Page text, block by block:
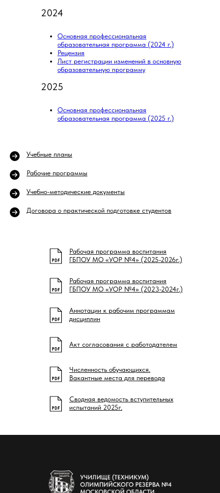
Основная профессиональная
образовательная программа (2024 г.)
Рецензия
Лист регистрации изменений в основную
образовательную программу
2024
Основная профессиональная
образовательная программа (2025 г.)
2025
Учебные планы
Рабочие программы
Учебно-методические документы
Договора о практической подготовке студентов
Рабочая программа воспитания
ГБПОУ МО «УОР №4» (2025-2026г.)
Рабочая программа воспитания
ГБПОУ МО «УОР №4» (2023-2024г.)
Аннотации к рабочим программам
дисциплин
Акт согласования с работодателем
Численность обучающихся.
Вакантные места для перевода
Сводная ведомость вступительных
испытаний 2025г.